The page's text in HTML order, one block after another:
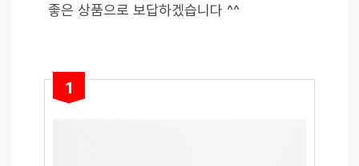
좋은 상품으로 보답하겠습니다 ^^
1